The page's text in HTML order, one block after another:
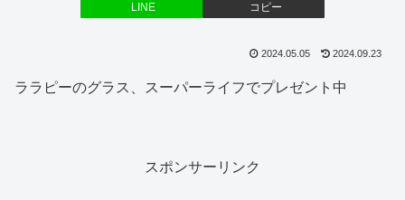
LINE コピー
2024.05.05 2024.09.23
ララピーのグラス、スーパーライフでプレゼント中
スポンサーリンク